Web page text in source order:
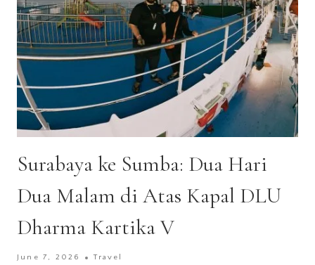
Surabaya ke Sumba: Dua Hari
Dua Malam di Atas Kapal DLU
Dharma Kartika V
June 7, 2026 Travel